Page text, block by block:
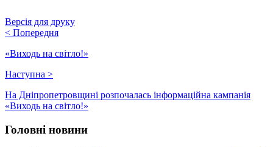
Версія для друку
< Попередня
«Виходь на світло!»
Наступна >
На Дніпропетровщині розпочалась інформаційна кампанія
«Виходь на світло!»
Головні новини